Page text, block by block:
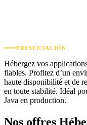
PRESENTACIÓN
Hébergez vos
fiables. Profitez d’un
haute disponibilité et de
en toute stabilité. Idéal
Java en production.
Nos offres